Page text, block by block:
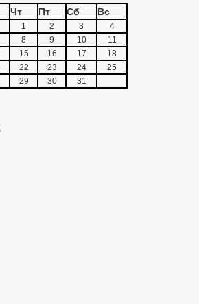
Чт Пт Сб Вс
1 2 3
4
8 9 10
11
15 16 17
18
22 23 24
25
29 30 31